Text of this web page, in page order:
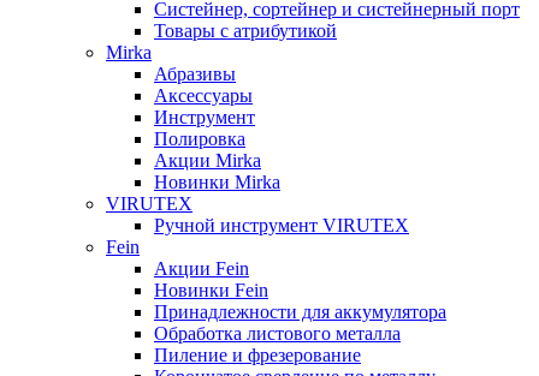
Систейнер, сортейнер и систейнерный порт
Товары с атрибутикой
Mirka
Абразивы
Аксессуары
Инструмент
Полировка
Акции Mirka
Новинки Mirka
VIRUTEX
Ручной инструмент VIRUTEX
Fein
Акции Fein
Новинки Fein
Принадлежности для аккумулятора
Обработка листового металла
Пиление и фрезерование